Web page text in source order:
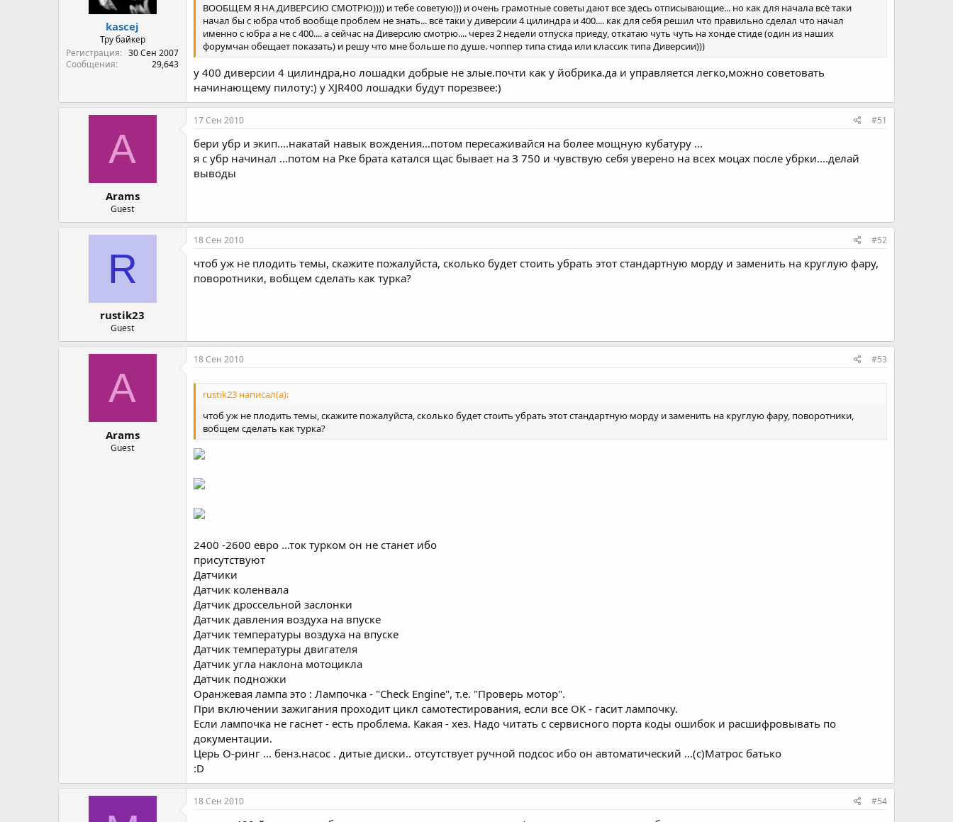
kascej
Тру байкер
Регистрация
30 Сен 2007
Сообщения
29,643
ВООБЩЕМ Я НА ДИВЕРСИЮ СМОТРЮ)))) и тебе советую))) и очень грамотные советы дают все здесь отписывающие... но как для начала всё таки
начал бы с юбра чтоб вообще проблем не знать... всё таки у диверсии 4 цилиндра и 400.... как для себя решил что правильно сделал что начал
именно с юбра а не с 400.... а сейчас на Диверсию смотрю.... через 2 недели отпуска приеду, откатаю чуть чуть на хонде стиде (один из наших
форумчан обещает показать) и решу что мне больше по душе. чоппер типа стида или классик типа Диверсии)))
у 400 диверсии 4 цилиндра,но лошадки добрые не злые.почти как у йобрика.да и управляется легко,можно советовать
начинающему пилоту:) у XJR400 лошадки будут порезвее:)
A
Arams
Guest
17 Сен 2010 #51
бери убр и экип....накатай навык вождения...потом пересаживайся на более мощную кубатуру ...
я с убр начинал ...потом на Рке брата катался щас бывает на З 750 и чувствую себя уверено на всех моцах после убрки....делай
выводы
R
rustik23
Guest
18 Сен 2010 #52
чтоб уж не плодить темы, скажите пожалуйста, сколько будет стоить убрать этот стандартную морду и заменить на круглую фару,
поворотники, вобщем сделать как турка?
A
Arams
Guest
18 Сен 2010 #53
rustik23 написал(а):
чтоб уж не плодить темы, скажите пожалуйста, сколько будет стоить убрать этот стандартную морду и заменить на круглую фару, поворотники,
вобщем сделать как турка?
2400 -2600 евро ...ток турком он не станет ибо
присутствуют
Датчики
Датчик коленвала
Датчик дроссельной заслонки
Датчик давления воздуха на впуске
Датчик температуры воздуха на впуске
Датчик температуры двигателя
Датчик угла наклона мотоцикла
Датчик подножки
Оранжевая лампа это : Лампочка - "Check Engine", т.е. "Проверь мотор".
При включении зажигания проходит цикл самотестирования, если все ОК - гасит лампочку.
Если лампочка не гаснет - есть проблема. Какая - хез. Надо читать с сервисного порта коды ошибок и расшифровывать по
документации.
Церь О-ринг ... бенз.насос . дитые диски.. отсутствует ручной подсос ибо он автоматический ...(с)Матрос батько
:D
18 Сен 2010 #54